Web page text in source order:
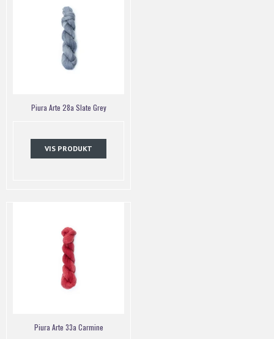
Piura Arte 28a Slate Grey
VIS PRODUKT
Piura Arte 33a Carmine